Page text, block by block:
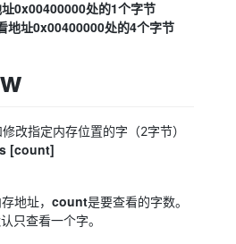
0x00400000处的1个字节
地址0x00400000处的4个字节
改指定内存位置的字（2字节）
[count]
地址，count是要查看的字数。
只查看一个字。